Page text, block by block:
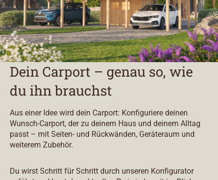
Dein Carport – genau so, wie
du ihn brauchst
Aus einer Idee wird dein Carport: Konfiguriere deinen
Wunsch-Carport, der zu deinem Haus und deinem Alltag
passt – mit Seiten- und Rückwänden, Geräteraum und
weiterem Zubehör.
Du wirst Schritt für Schritt durch unseren Konfigurator